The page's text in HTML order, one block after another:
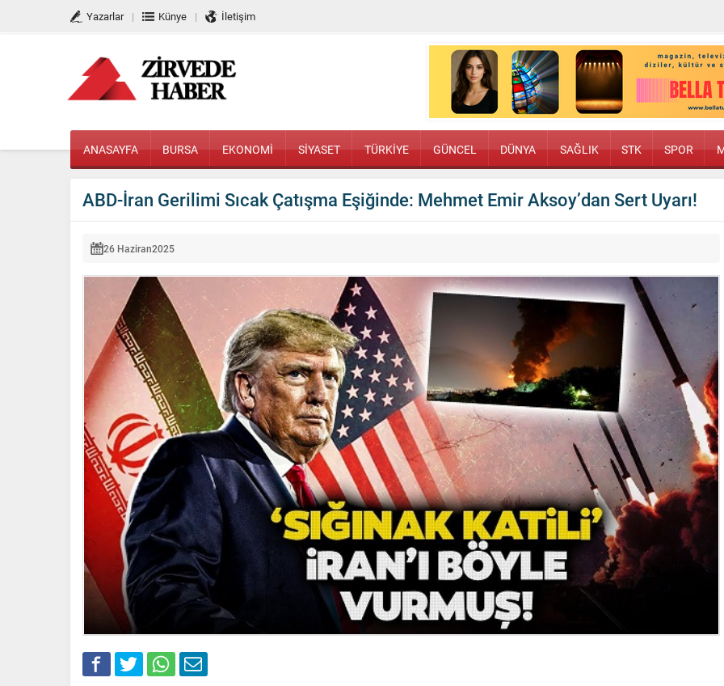
Yazarlar Künye İletişim
ANASAYFA BURSA EKONOMİ SİYASET TÜRKİYE GÜNCEL DÜNYA SAĞLIK STK SPOR
ABD-İran Gerilimi Sıcak Çatışma Eşiğinde: Mehmet Emir Aksoy’dan Sert Uyarı!
26 Haziran2025